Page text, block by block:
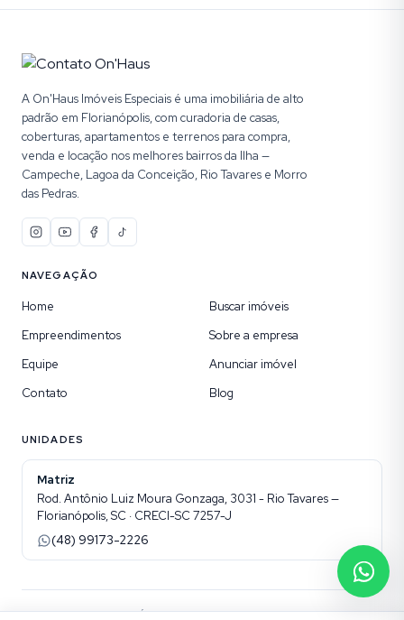
A On'Haus Imóveis Especiais é uma imobiliária de alto
padrão em Florianópolis, com curadoria de casas,
coberturas, apartamentos e terrenos para compra,
venda e locação nos melhores bairros da Ilha —
Campeche, Lagoa da Conceição, Rio Tavares e Morro
das Pedras.
NAVEGAÇÃO
Home
Buscar imóveis
Empreendimentos
Sobre a empresa
Equipe
Anunciar imóvel
Contato
Blog
UNIDADES
Matriz
Rod. Antônio Luiz Moura Gonzaga, 3031 - Rio Tavares —
Florianópolis, SC · CRECI-SC 7257-J
(48) 99173-2226
©2026ONHAUS IMÓVEIS ESPECIAIS. Todos os direitos reservados.